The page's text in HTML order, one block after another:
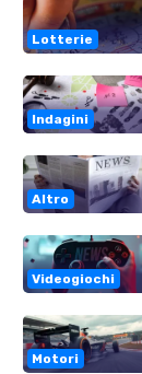
Lotterie
Indagini
Altro
Videogiochi
Motori